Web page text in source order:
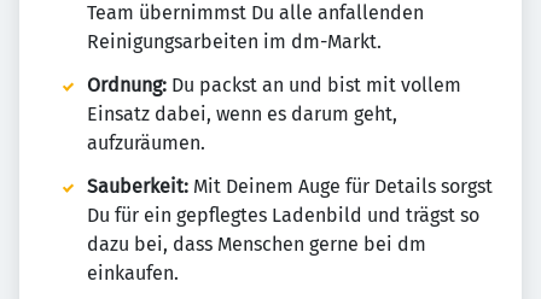
Team übernimmst Du alle anfallenden
Reinigungsarbeiten im dm-Markt.
Ordnung: Du packst an und bist mit vollem
Einsatz dabei, wenn es darum geht,
aufzuräumen.
Sauberkeit: Mit Deinem Auge für Details sorgst
Du für ein gepflegtes Ladenbild und trägst so
dazu bei, dass Menschen gerne bei dm
einkaufen.